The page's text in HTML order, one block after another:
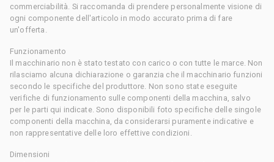
commerciabilità. Si raccomanda di prendere personalmente visione di
ogni componente dell'articolo in modo accurato prima di fare
un'offerta.
Funzionamento
Il macchinario non è stato testato con carico o con tutte le marce. Non
rilasciamo alcuna dichiarazione o garanzia che il macchinario funzioni
secondo le specifiche del produttore. Non sono state eseguite
verifiche di funzionamento sulle componenti della macchina, salvo
per le parti qui indicate. Sono disponibili foto specifiche delle singole
componenti della macchina, da considerarsi puramente indicative e
non rappresentative delle loro effettive condizioni.
Dimensioni